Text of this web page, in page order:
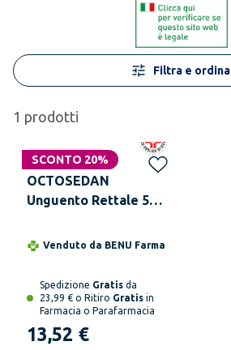
Filtra e ordina
1 prodotti
SCONTO 20%
Non disponibile
OCTOSEDAN
Unguento Rettale 50
Venduto da BENU Farma
Spedizione Gratis da
23,99 € o Ritiro Gratis in
Farmacia o Parafarmacia
13,52 €